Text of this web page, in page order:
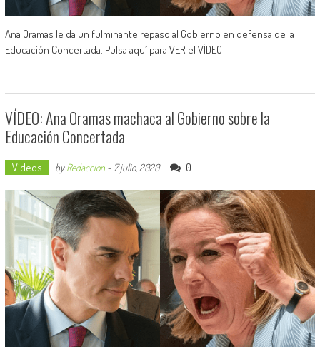
Ana Oramas le da un fulminante repaso al Gobierno en defensa de la
Educación Concertada. Pulsa aquí para VER el VÍDEO
VÍDEO: Ana Oramas machaca al Gobierno sobre la
Educación Concertada
Videos byRedaccion- 7 julio, 2020 0